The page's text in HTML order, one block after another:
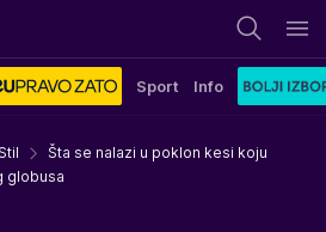
Sport Info
Stil
Šta se nalazi u poklon kesi koju
globusa